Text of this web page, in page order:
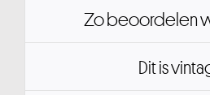
Zo beoordelen
Dit is